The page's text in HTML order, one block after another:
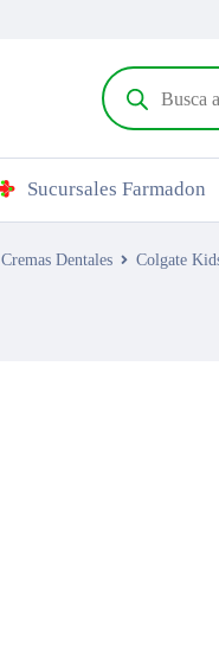
Sucursales Farmadon
Cremas Dentales Colgate